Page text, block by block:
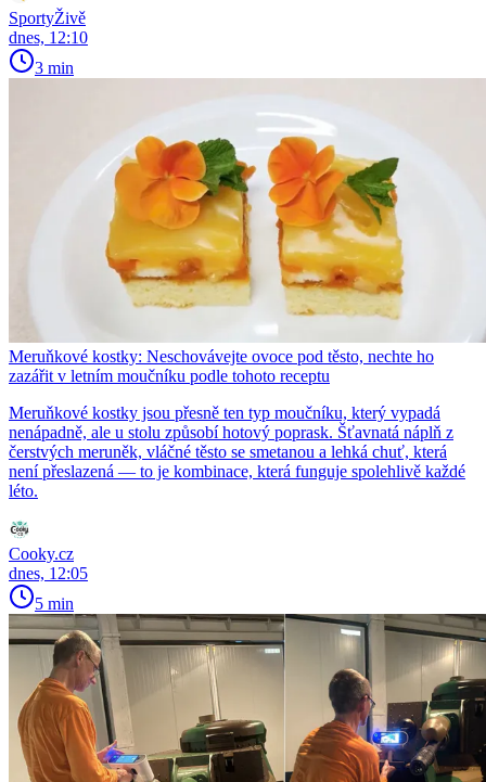
SportyŽivě
dnes, 12:10
3 min
Meruňkové kostky: Neschovávejte ovoce pod těsto, nechte ho
zazářit v letním moučníku podle tohoto receptu
Meruňkové kostky jsou přesně ten typ moučníku, který vypadá
nenápadně, ale u stolu způsobí hotový poprask. Šťavnatá náplň z
čerstvých meruněk, vláčné těsto se smetanou a lehká chuť, která
není přeslazená — to je kombinace, která funguje spolehlivě každé
léto.
Cooky.cz
dnes, 12:05
5 min